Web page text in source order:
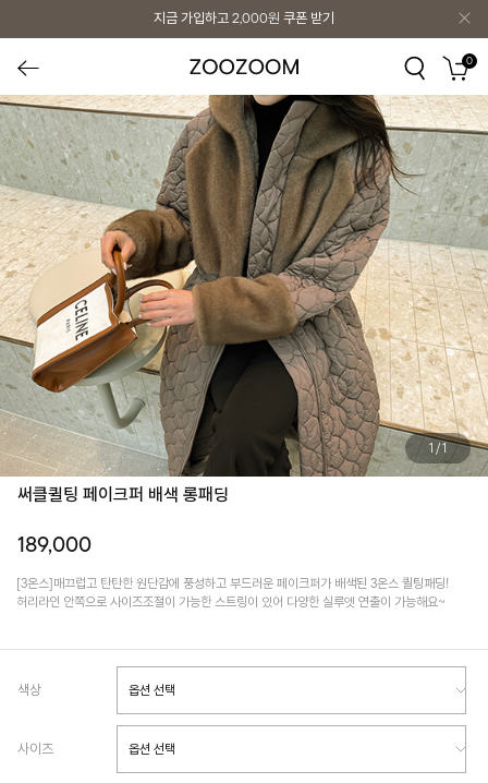
지금 가입하고 2,000원 쿠폰 받기
0
1/
써클퀼팅 페이크퍼 배색 롱패딩
189,000
[3온스]매끄럽고 탄탄한 원단감에 풍성하고 부드러운 페이크퍼가 배색된 3온스 퀼팅패딩!
허리라인 안쪽으로 사이즈조절이 가능한 스트링이 있어 다양한 실루엣 연출이 가능해요~
색상
사이즈